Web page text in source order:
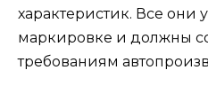
характеристик. Все они
маркировке и должны
требованиям